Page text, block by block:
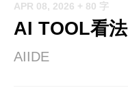
APR 08, 2026 + 80 字
AI TOOL看法
AIIDE